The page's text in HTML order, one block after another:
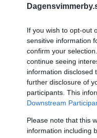
If you wish to opt-out
sensitive information
confirm your
continue seeing
information disclosed
further disclosure of
participants. This
Downstream
Please note that this
information including
Nestor siktar